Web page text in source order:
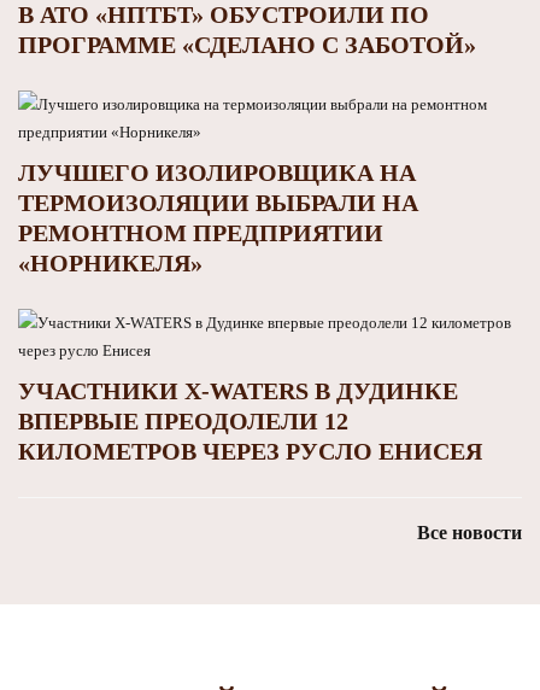
В АТО «НПТБТ» ОБУСТРОИЛИ ПО
ПРОГРАММЕ «СДЕЛАНО С ЗАБОТОЙ»
ЛУЧШЕГО ИЗОЛИРОВЩИКА НА
ТЕРМОИЗОЛЯЦИИ ВЫБРАЛИ НА
РЕМОНТНОМ ПРЕДПРИЯТИИ
«НОРНИКЕЛЯ»
УЧАСТНИКИ X-WATERS В ДУДИНКЕ
ВПЕРВЫЕ ПРЕОДОЛЕЛИ 12
КИЛОМЕТРОВ ЧЕРЕЗ РУСЛО ЕНИСЕЯ
Все новости